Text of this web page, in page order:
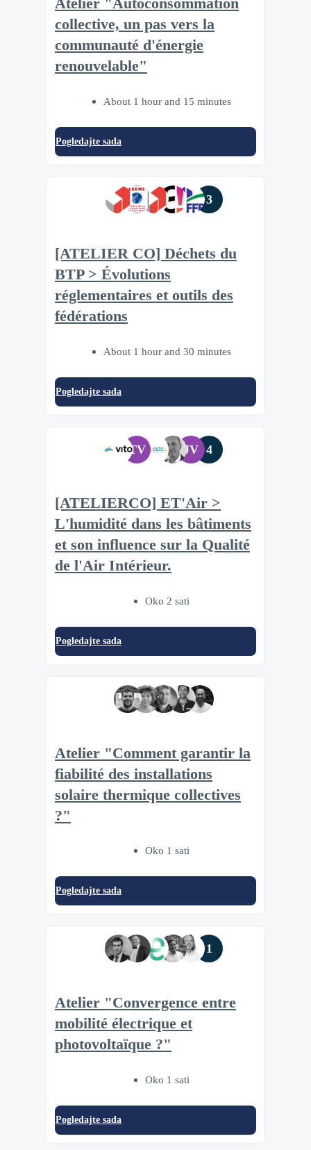
Atelier "Autoconsommation
collective, un pas vers la
communauté d'énergie
renouvelable"
About 1 hour and 15 minutes
Pogledajte sada
3
[ATELIER CO] Déchets du
BTP > Évolutions
réglementaires et outils des
fédérations
About 1 hour and 30 minutes
Pogledajte sada
TV JV 4
[ATELIERCO] ET'Air >
L'humidité dans les bâtiments
et son influence sur la Qualité
de l'Air Intérieur.
Oko 2 sati
Pogledajte sada
Atelier "Comment garantir la
fiabilité des installations
solaire thermique collectives
?"
Oko 1 sati
Pogledajte sada
1
Atelier "Convergence entre
mobilité électrique et
photovoltaïque ?"
Oko 1 sati
Pogledajte sada